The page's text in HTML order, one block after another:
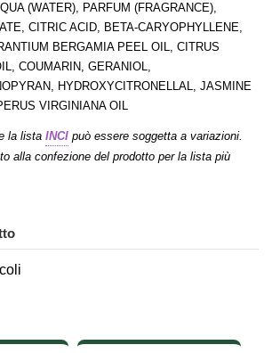
(WATER), PARFUM (FRAGRANCE),
CITRIC ACID, BETA-CARYOPHYLLENE,
BERGAMIA PEEL OIL, CITRUS
COUMARIN, GERANIOL,
HYDROXYCITRONELLAL, JASMINE
VIRGINIANA OIL
la lista INCI può essere soggetta a variazioni.
alla confezione del prodotto per la lista più